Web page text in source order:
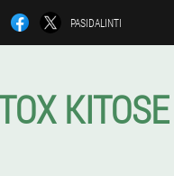
PASIDALINTI